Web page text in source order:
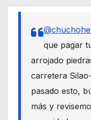
que pagar
arrojado
carretera
pasado esto,
más y